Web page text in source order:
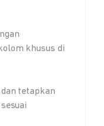
khusus di
tetapkan